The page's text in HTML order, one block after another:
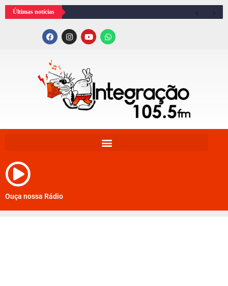
Últimas notícias
Ouça nossa Rádio